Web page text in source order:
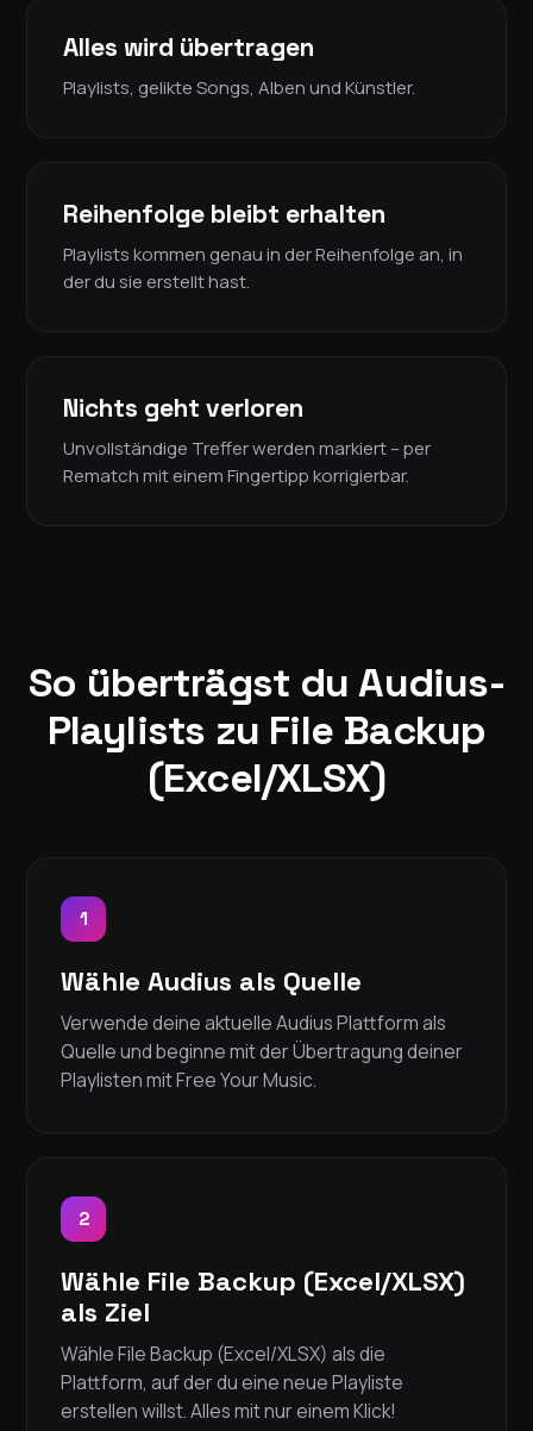
Alles wird übertragen
Playlists, gelikte Songs, Alben und Künstler.
Reihenfolge bleibt erhalten
Playlists kommen genau in der Reihenfolge an, in
der du sie erstellt hast.
Nichts geht verloren
Unvollständige Treffer werden markiert – per
Rematch mit einem Fingertipp korrigierbar.
So überträgst du Audius-
Playlists zu File Backup
(Excel/XLSX)
1
Wähle Audius als Quelle
Verwende deine aktuelle Audius Plattform als
Quelle und beginne mit der Übertragung deiner
Playlisten mit Free Your Music.
2
Wähle File Backup (Excel/XLSX)
als Ziel
Wähle File Backup (Excel/XLSX) als die
Plattform, auf der du eine neue Playliste
erstellen willst. Alles mit nur einem Klick!